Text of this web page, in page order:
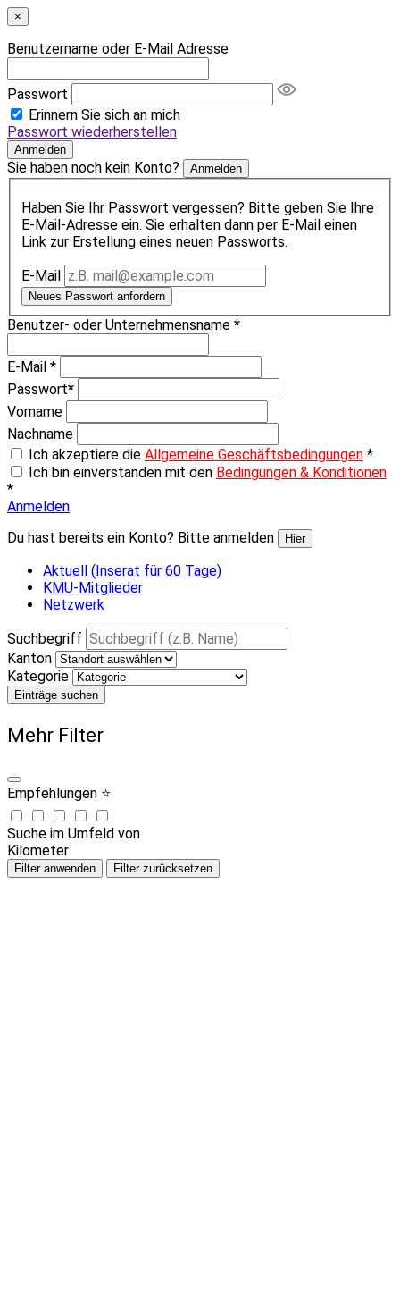
×
Benutzername oder E-Mail Adresse
Passwort
Erinnern Sie sich an mich
Passwort wiederherstellen
Anmelden
Sie haben noch kein Konto? Anmelden
Haben Sie Ihr Passwort vergessen? Bitte geben Sie Ihre
E-Mail-Adresse ein. Sie erhalten dann per E-Mail einen
Link zur Erstellung eines neuen Passworts.
E-Mail
Neues Passwort anfordern
Benutzer- oder Unternehmensname *
E-Mail *
Passwort*
Vorname
Nachname
Ich akzeptiere die Allgemeine Geschäftsbedingungen *
Ich bin einverstanden mit den Bedingungen & Konditionen
*
Anmelden
Du hast bereits ein Konto? Bitte anmelden
Hier
Aktuell (Inserat für 60 Tage)
KMU-Mitglieder
Netzwerk
Suchbegriff
Kanton
Kategorie
Einträge suchen
Mehr Filter
Empfehlungen ⭐
Suche im Umfeld von
Kilometer
Filter anwenden Filter zurücksetzen